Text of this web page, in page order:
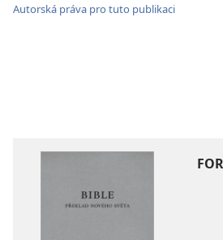
Autorská práva pro tuto publikaci